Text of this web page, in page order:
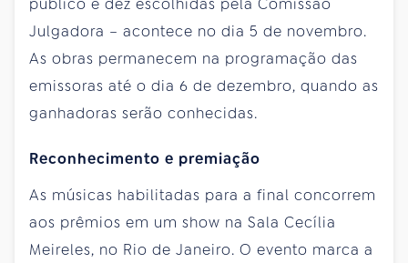
Julgadora – acontece no dia 5 de novembro.
As obras permanecem na programação das
emissoras até o dia 6 de dezembro, quando as
ganhadoras serão conhecidas.
Reconhecimento e premiação
As músicas habilitadas para a final concorrem
aos prêmios em um show na Sala Cecília
Meireles, no Rio de Janeiro. O evento marca a